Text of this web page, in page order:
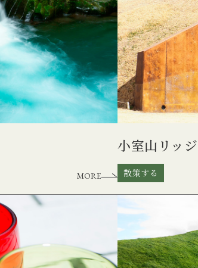
MORE
小室山リッ
散策する